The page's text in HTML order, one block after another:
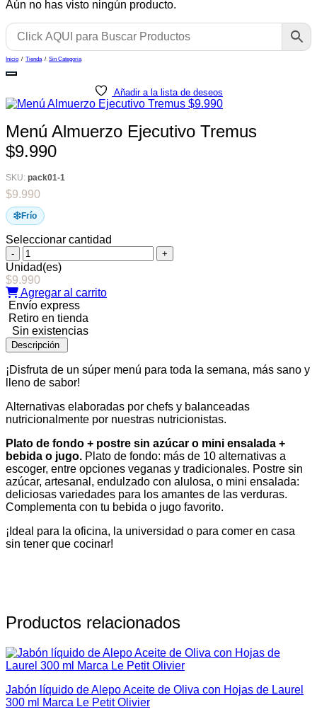
Aún no has visto ningún producto.
Inicio / Tienda / Sin Categoria
Añadir a la lista de deseos
Menú Almuerzo Ejecutivo Tremus
$9.990
SKU: pack01-1
$9.990
Frío
Seleccionar cantidad
Menú
Almuerzo
Ejecutivo
Tremus
$9.990
cantidad
Unidad(es)
$9.990
Agregar al carrito
Envío express
Retiro en tienda
Sin existencias
Descripción
¡Disfruta de un súper menú para toda la semana, más sano y
lleno de sabor!
Alternativas elaboradas por chefs y balanceadas
nutricionalmente por nuestras nutricionistas.
Plato de fondo + postre sin azúcar o mini ensalada +
bebida o jugo. Plato de fondo: más de 10 alternativas a
escoger, entre opciones veganas y tradicionales. Postre sin
azúcar, artesanal, endulzado con alulosa, o mini ensalada:
deliciosas variedades para los amantes de las verduras.
Complementa con tu bebida o jugo favorito.
¡Ideal para la oficina, la universidad o para comer en casa
sin tener que cocinar!
Productos relacionados
Jabón líquido de Alepo Aceite de Oliva con Hojas de Laurel
300 ml Marca Le Petit Olivier